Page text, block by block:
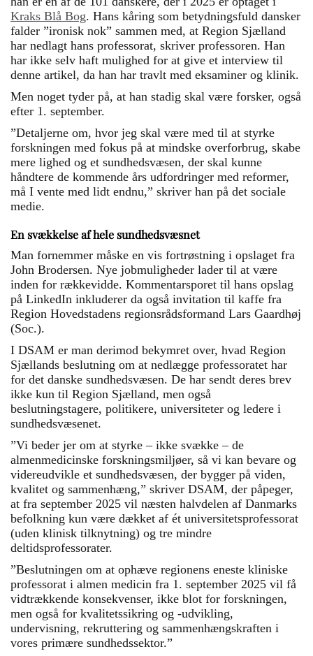
Kraks Blå Bog. Hans kåring som betydningsfuld dansker
falder ”ironisk nok” sammen med, at Region Sjælland
har nedlagt hans professorat, skriver professoren. Han
har ikke selv haft mulighed for at give et interview til
denne artikel, da han har travlt med eksaminer og klinik.
Men noget tyder på, at han stadig skal være forsker, også
efter 1. september.
”Detaljerne om, hvor jeg skal være med til at styrke
forskningen med fokus på at mindske overforbrug, skabe
mere lighed og et sundhedsvæsen, der skal kunne
håndtere de kommende års udfordringer med reformer,
må I vente med lidt endnu,” skriver han på det sociale
medie.
En svækkelse af hele sundhedsvæsnet
Man fornemmer måske en vis fortrøstning i opslaget fra
John Brodersen. Nye jobmuligheder lader til at være
inden for rækkevidde. Kommentarsporet til hans opslag
på LinkedIn inkluderer da også invitation til kaffe fra
Region Hovedstadens regionsrådsformand Lars Gaardhøj
(Soc.).
I DSAM er man derimod bekymret over, hvad Region
Sjællands beslutning om at nedlægge professoratet har
for det danske sundhedsvæsen. De har sendt deres brev
ikke kun til Region Sjælland, men også
beslutningstagere, politikere, universiteter og ledere i
sundhedsvæsenet.
”Vi beder jer om at styrke – ikke svække – de
almenmedicinske forskningsmiljøer, så vi kan bevare og
videreudvikle et sundhedsvæsen, der bygger på viden,
kvalitet og sammenhæng,” skriver DSAM, der påpeger,
at fra september 2025 vil næsten halvdelen af Danmarks
befolkning kun være dækket af ét universitetsprofessorat
(uden klinisk tilknytning) og tre mindre
deltidsprofessorater.
”Beslutningen om at ophæve regionens eneste kliniske
professorat i almen medicin fra 1. september 2025 vil få
vidtrækkende konsekvenser, ikke blot for forskningen,
men også for kvalitetssikring og -udvikling,
undervisning, rekruttering og sammenhængskraften i
vores primære sundhedssektor.”